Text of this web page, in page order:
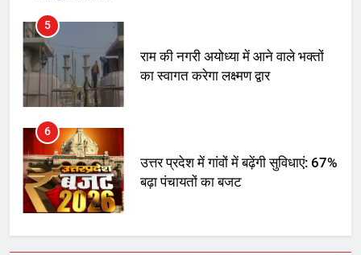
5
राम की नगरी अयोध्या में आने वाले भक्तों
का स्वागत करेगा लक्ष्मण द्वार
6
उत्तर प्रदेश में गांवों में बढ़ेंगी सुविधाएं: 67%
बढ़ा पंचायतों का बजट
7